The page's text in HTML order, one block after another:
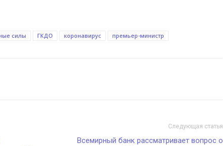
силы ГКДО коронавирус премьер-министр
Следующая статья
Всемирный банк рассматривает вопрос о